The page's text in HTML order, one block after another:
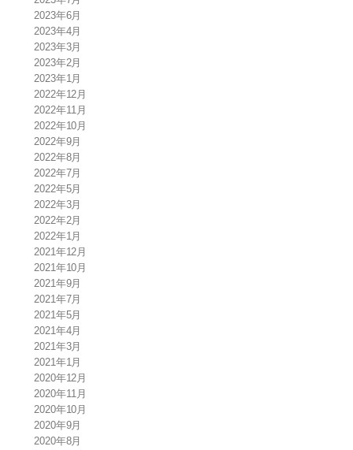
2023年6月
2023年4月
2023年3月
2023年2月
2023年1月
2022年12月
2022年11月
2022年10月
2022年9月
2022年8月
2022年7月
2022年5月
2022年3月
2022年2月
2022年1月
2021年12月
2021年10月
2021年9月
2021年7月
2021年5月
2021年4月
2021年3月
2021年1月
2020年12月
2020年11月
2020年10月
2020年9月
2020年8月